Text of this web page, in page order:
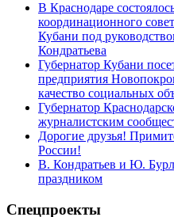
В Краснодаре
координационного
Кубани под
Кондратьева
Губернатор Кубани
предприятия
качество социальных
Губернатор
журналистским
Дорогие друзья!
России!
В. Кондратьев и Ю.
праздником
Спецпроекты